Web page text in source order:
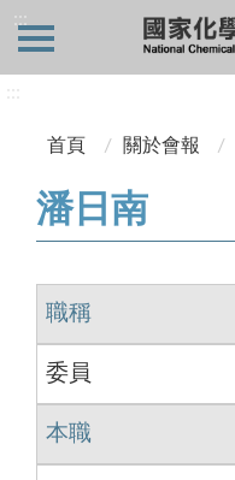
首頁 關於會報
潘日南
職稱
委員
本職